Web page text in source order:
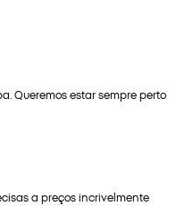
Queremos estar sempre perto
a preços incrivelmente